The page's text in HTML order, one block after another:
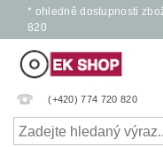
* ohledně dostupnosti
820
(+420) 774 720 820